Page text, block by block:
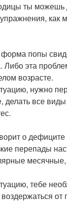
ты можешь
как
попы
Либо эта
возрасте.
нужно
делать все
о дефиците
перепады
тебе
от